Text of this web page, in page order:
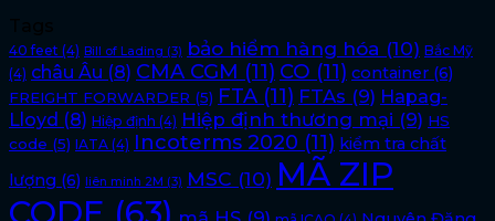
40 feet (4) Bill of Lading (3) bảo hiểm hàng hóa (10) Bắc Mỹ
(4) châu Âu (8) CMA CGM (11) CO (11) container (6)
FREIGHT FORWARDER (5) FTA (11) FTAs (9) Hapag-
Lloyd (8) Hiệp định (4) Hiệp định thương mại (9) HS
code (5) IATA (4) Incoterms 2020 (11) kiểm tra chất
lượng (6) liên minh 2M (3) MSC (10) MÃ ZIP
CODE (63)